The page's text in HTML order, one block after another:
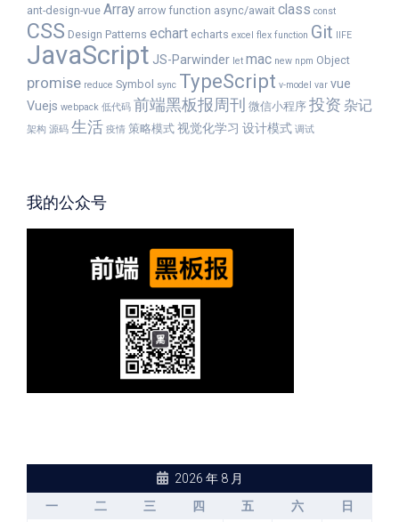
ant-design-vue Array arrow function async/await class const
CSS Design Patterns echart echarts excel flex function Git IIFE
JavaScript JS-Parwinder let mac new npm Object
promise reduce Symbol sync TypeScript v-model var vue
Vuejs webpack 低代码 前端黑板报周刊 微信小程序 投资 杂记
架构 源码 生活 疫情 策略模式 视觉化学习 设计模式 调试
我的公众号
2026 年 8 月
一
二 三 四 五 六
日